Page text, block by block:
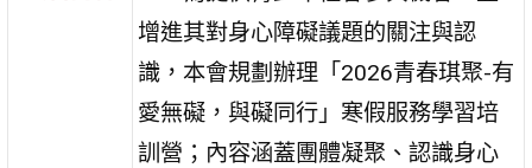
增進其對身心障礙議題的關注與認
識，本會規劃辦理「2026青春琪聚-有
愛無礙，與礙同行」寒假服務學習培
訓營；內容涵蓋團體凝聚、認識身心